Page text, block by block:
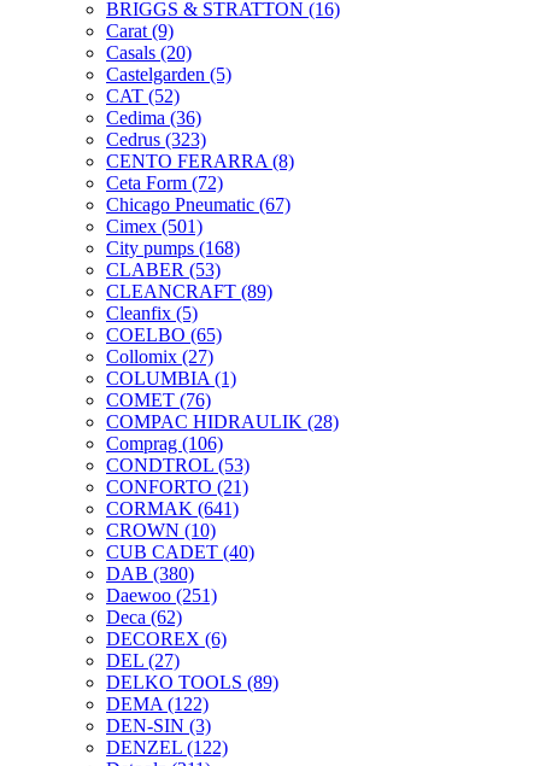
BRIGGS & STRATTON (16)
Carat (9)
Casals (20)
Castelgarden (5)
CAT (52)
Cedima (36)
Cedrus (323)
CENTO FERARRA (8)
Ceta Form (72)
Chicago Pneumatic (67)
Cimex (501)
City pumps (168)
CLABER (53)
CLEANCRAFT (89)
Cleanfix (5)
COELBO (65)
Collomix (27)
COLUMBIA (1)
COMET (76)
COMPAC HIDRAULIK (28)
Comprag (106)
CONDTROL (53)
CONFORTO (21)
CORMAK (641)
CROWN (10)
CUB CADET (40)
DAB (380)
Daewoo (251)
Deca (62)
DECOREX (6)
DEL (27)
DELKO TOOLS (89)
DEMA (122)
DEN-SIN (3)
DENZEL (122)